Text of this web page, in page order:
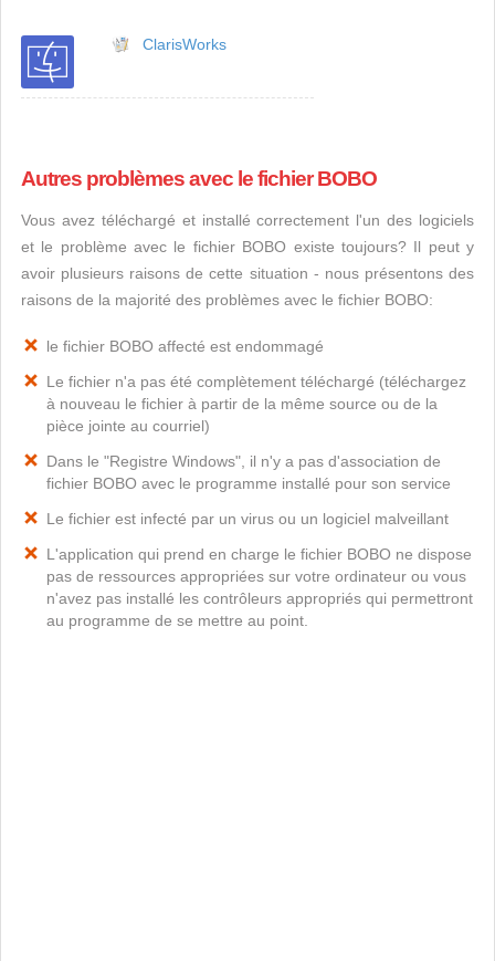
ClarisWorks
Autres problèmes avec le fichier BOBO
Vous avez téléchargé et installé correctement l'un des logiciels
et le problème avec le fichier BOBO existe toujours? Il peut y
avoir plusieurs raisons de cette situation - nous présentons des
raisons de la majorité des problèmes avec le fichier BOBO:
le fichier BOBO affecté est endommagé
Le fichier n'a pas été complètement téléchargé (téléchargez
à nouveau le fichier à partir de la même source ou de la
pièce jointe au courriel)
Dans le "Registre Windows", il n'y a pas d'association de
fichier BOBO avec le programme installé pour son service
Le fichier est infecté par un virus ou un logiciel malveillant
L'application qui prend en charge le fichier BOBO ne dispose
pas de ressources appropriées sur votre ordinateur ou vous
n'avez pas installé les contrôleurs appropriés qui permettront
au programme de se mettre au point.